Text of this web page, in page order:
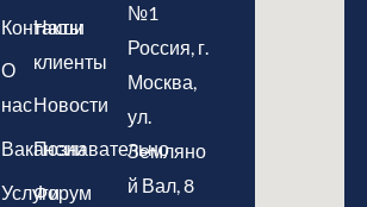
Контакты
О
нас
Вакансии
Услуги
Наши
клиенты
Новости
Познавательно
Форум
№1
Россия, г.
Москва,
ул.
Земляно
й Вал, 8